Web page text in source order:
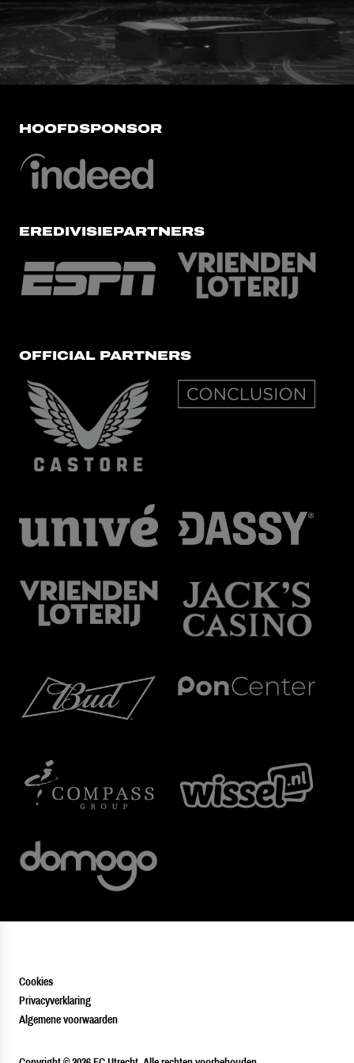
FC Utrecht<br>vanuit<br>het
HOOFDSPONSOR
EREDIVISIEPARTNERS
OFFICIAL PARTNERS
Cookies
Privacyverklaring
Algemene voorwaarden